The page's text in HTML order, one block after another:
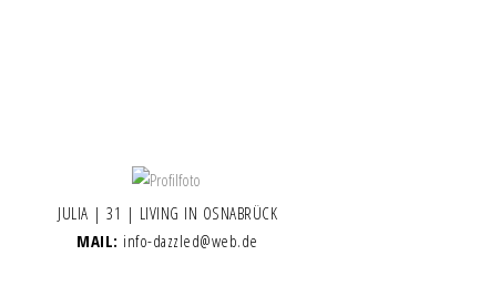
JULIA | 31 | LIVING IN OSNABRÜCK
MAIL: info-dazzled@web.de